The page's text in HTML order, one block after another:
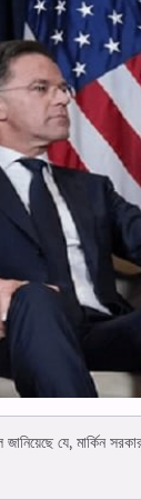
জানিয়েছে যে, মার্কিন